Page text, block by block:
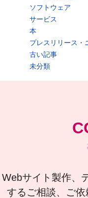
ソフトウェア
サービス
本
プレスリリース・
古い記事
未分類
Webサイト製作、
するご相談、ご依